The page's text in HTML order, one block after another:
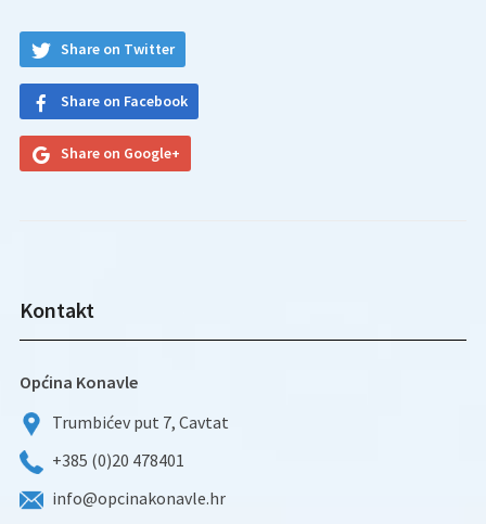
Share on Twitter
Share on Facebook
Share on Google+
Kontakt
Općina Konavle
Trumbićev put 7, Cavtat
+385 (0)20 478401
info@opcinakonavle.hr